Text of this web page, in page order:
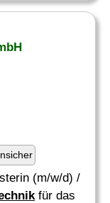
(m/w/d) /
für das